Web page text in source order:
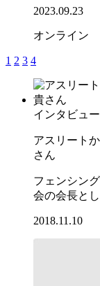
2023.09.23
オンライン
1 2 3 4
インタビュー
アスリート
さん
フェンシン
会の会長と
2018.11.10